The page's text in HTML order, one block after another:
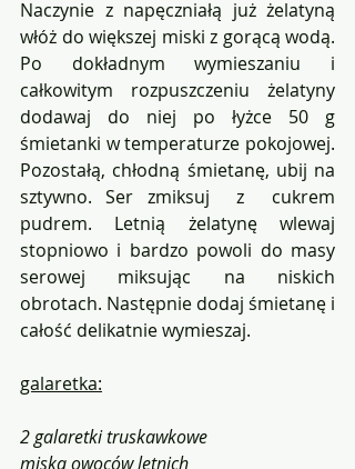
Naczynie z napęczniałą już żelatyną
włóż do większej miski z gorącą wodą.
Po dokładnym wymieszaniu i
całkowitym rozpuszczeniu żelatyny
dodawaj do niej po łyżce 50 g
śmietanki w temperaturze pokojowej.
Pozostałą, chłodną śmietanę, ubij na
sztywno. Ser zmiksuj  z  cukrem
pudrem. Letnią żelatynę wlewaj
stopniowo i bardzo powoli do masy
serowej miksując na niskich
obrotach. Następnie dodaj śmietanę i
całość delikatnie wymieszaj.
galaretka:
2 galaretki truskawkowe
miska owoców letnich